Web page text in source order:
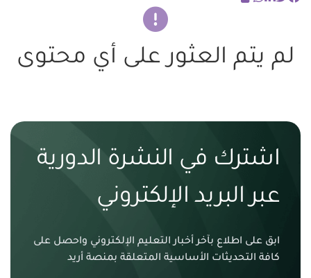
لم يتم العثور على أي محتوى
اشترك في النشرة الدورية
عبر البريد الإلكتروني
ابق على اطلاع بآخر أخبار التعليم الإلكتروني واحصل على
كافة التحديثات الأساسية المتعلقة بمنصة أريد